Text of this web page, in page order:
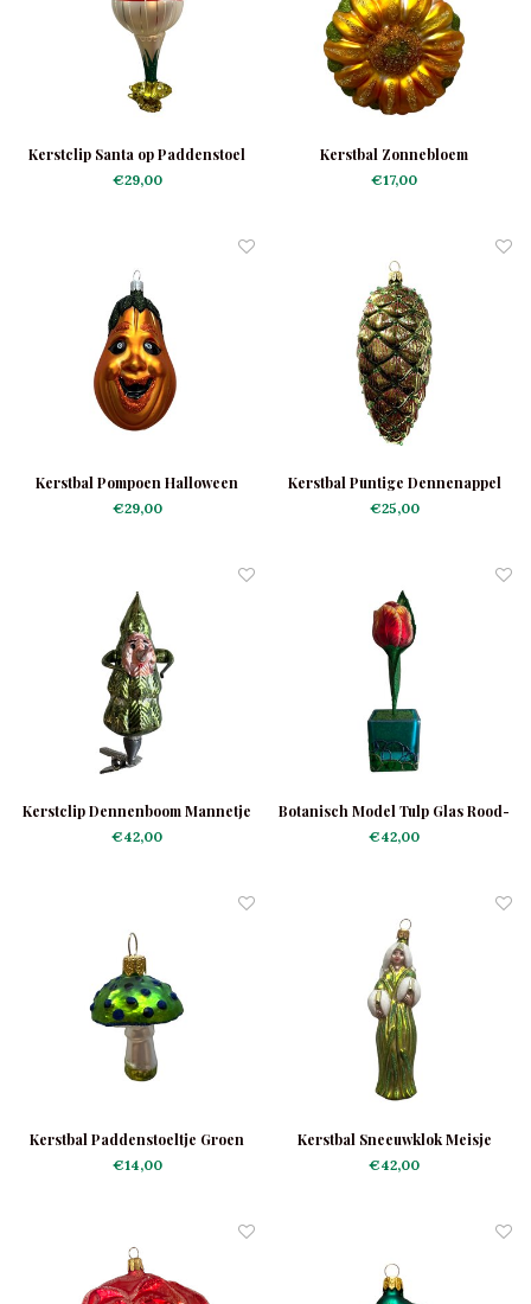
Kerstclip Santa op Paddenstoel
€29,00
Kerstbal Zonnebloem
€17,00
Kerstbal Pompoen Halloween
€29,00
Kerstbal Puntige Dennenappel
€25,00
Kerstclip Dennenboom Mannetje
€42,00
Botanisch Model Tulp Glas Rood-
Geel
€42,00
Kerstbal Paddenstoeltje Groen
€14,00
Kerstbal Sneeuwklok Meisje
€42,00